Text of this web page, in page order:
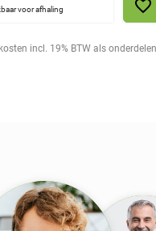
voor afhaling
incl. 19% BTW als